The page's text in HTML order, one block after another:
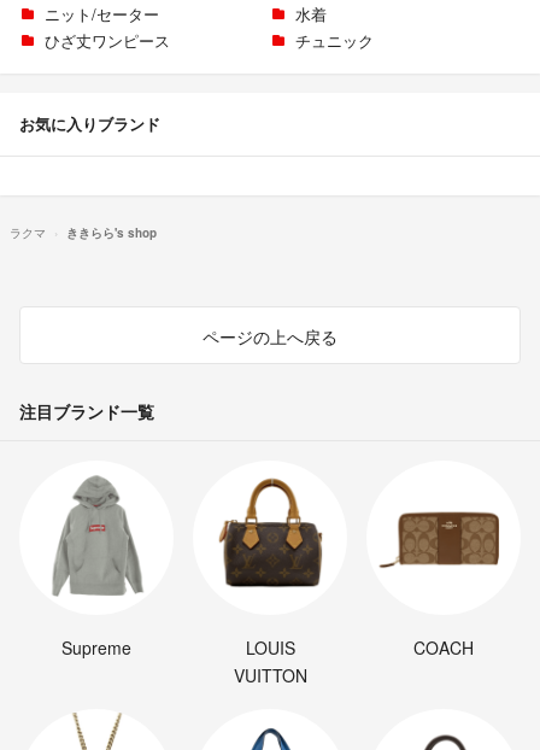
ニット/セーター
水着
ひざ丈ワンピース
チュニック
お気に入りブランド
ラクマ ききらら's shop
ページの上へ戻る
注目ブランド一覧
Supreme
LOUIS
VUITTON
COACH